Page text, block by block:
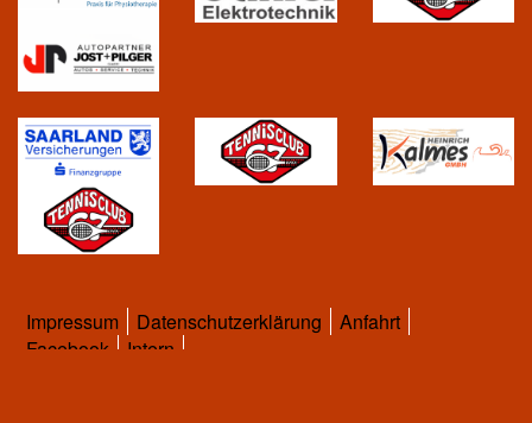
Impressum Datenschutzerklärung
Anfahrt
Facebook
Intern